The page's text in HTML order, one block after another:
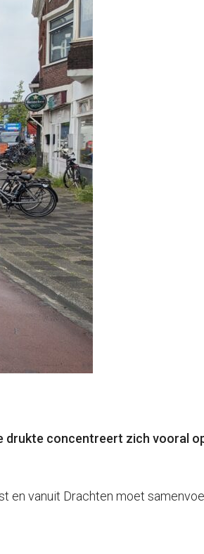
drukte concentreert zich vooral
en vanuit Drachten moet